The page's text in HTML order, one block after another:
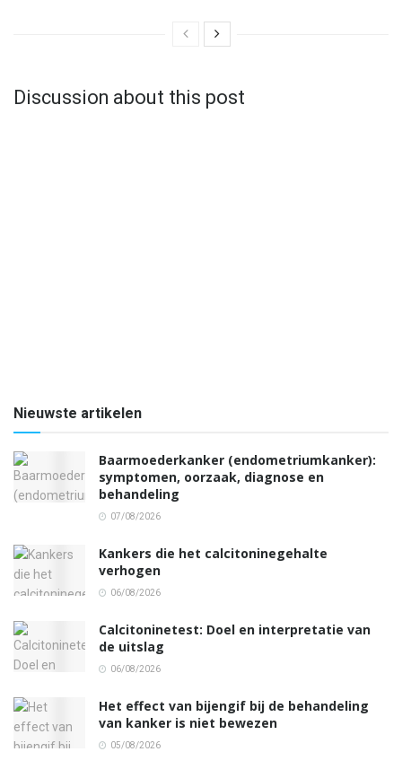
Discussion about this post
Nieuwste artikelen
Baarmoederkanker (endometriumkanker):
symptomen, oorzaak, diagnose en
behandeling
07/08/2026
Kankers die het calcitoninegehalte
verhogen
06/08/2026
Calcitoninetest: Doel en interpretatie van
de uitslag
06/08/2026
Het effect van bijengif bij de behandeling
van kanker is niet bewezen
05/08/2026